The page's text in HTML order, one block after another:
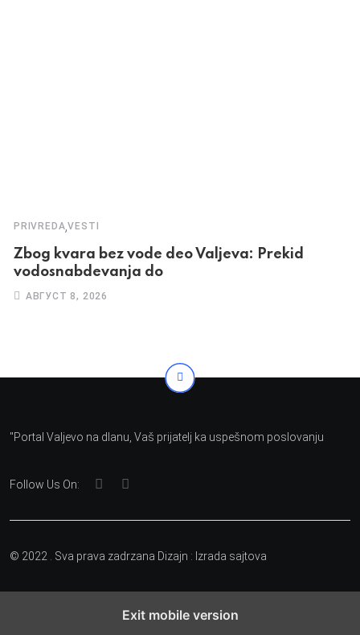
PRIVREDA,VESTI
Zbog kvara bez vode deo Valjeva: Prekid
vodosnabdevanja do
АВГУСТ 8, 2026
"Portal Valjevo na dlanu, Vaš prijatelj ka uspešnom poslovanju
Follow Us On:
© 2022 . Sva prava zadrzana Dizajn : Izrada sajtova
Exit mobile version